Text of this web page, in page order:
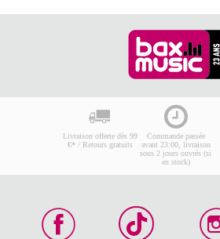
Livraison offerte dès 99
€* / Retours gratuits
Commande passée
avant 23:00, livraison
sous 2 jours ouvrés (si
en stock)